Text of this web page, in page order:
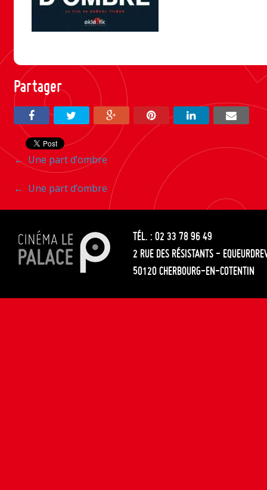
Partager
Navigation
entre
les
articles
← Une part d’ombre
Navigation
entre
les
articles
← Une part d’ombre
TÉL. : 02 33 78 96 49
2 RUE DES RÉSISTANTS -
50120 CHERBOURG-EN-COTENTIN